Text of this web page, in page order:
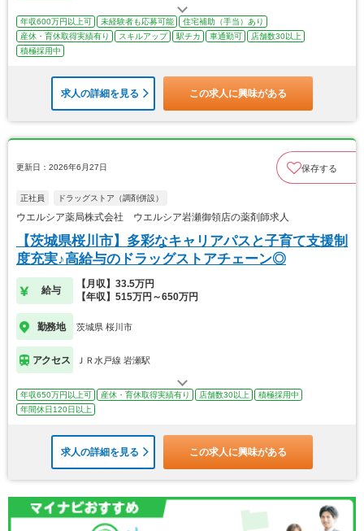
年収600万円以上可 未経験者も応募可能
住宅補助（手当）あり
産休・育休取得実績有り
スキルアップ 駅チカ 車通勤可
店舗数30以上
積極採用中
求人の詳細を見る この求人に興味がある
更新日：2026年6月27日 保存する
正社員 ドラッグストア（調剤併設）
ウエルシア薬局株式会社 ウエルシア岩瀬御領店の薬剤師求人
【茨城県桜川市】多彩なキャリアパスと子育て支援制
度充実♪高給与のドラッグストアチェーン◎
給与
【月収】33.5万円
【年収】515万円～650万円
勤務地 茨城県 桜川市
アクセス ＪＲ水戸線 岩瀬駅
年収650万円以上可 産休・育休取得実績有り 店舗数30以上
積極採用中
年間休日120日以上
求人の詳細を見る この求人に興味がある